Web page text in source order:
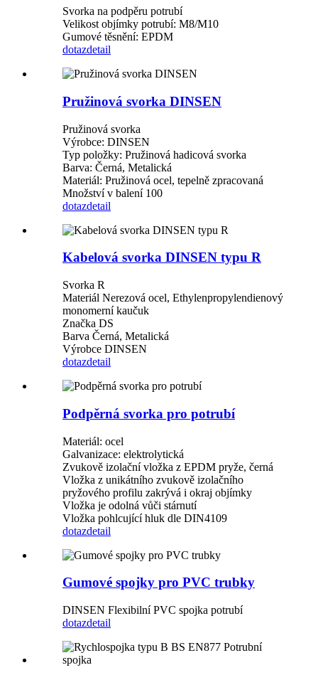
Svorka na podpěru potrubí
Velikost objímky potrubí: M8/M10
Gumové těsnění: EPDM
dotazdetail
Pružinová svorka DINSEN
Pružinová svorka
Výrobce: DINSEN
Typ položky: Pružinová hadicová svorka
Barva: Černá, Metalická
Materiál: Pružinová ocel, tepelně zpracovaná
Množství v balení 100
dotazdetail
Kabelová svorka DINSEN typu R
Svorka R
Materiál Nerezová ocel, Ethylenpropylendienový
monomerní kaučuk
Značka DS
Barva Černá, Metalická
Výrobce DINSEN
dotazdetail
Podpěrná svorka pro potrubí
Materiál: ocel
Galvanizace: elektrolytická
Zvukově izolační vložka z EPDM pryže, černá
Vložka z unikátního zvukově izolačního
pryžového profilu zakrývá i okraj objímky
Vložka je odolná vůči stárnutí
Vložka pohlcující hluk dle DIN4109
dotazdetail
Gumové spojky pro PVC trubky
DINSEN Flexibilní PVC spojka potrubí
dotazdetail